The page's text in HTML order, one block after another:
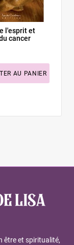
l'esprit et
cancer
AU PANIER
être et spiritualité,